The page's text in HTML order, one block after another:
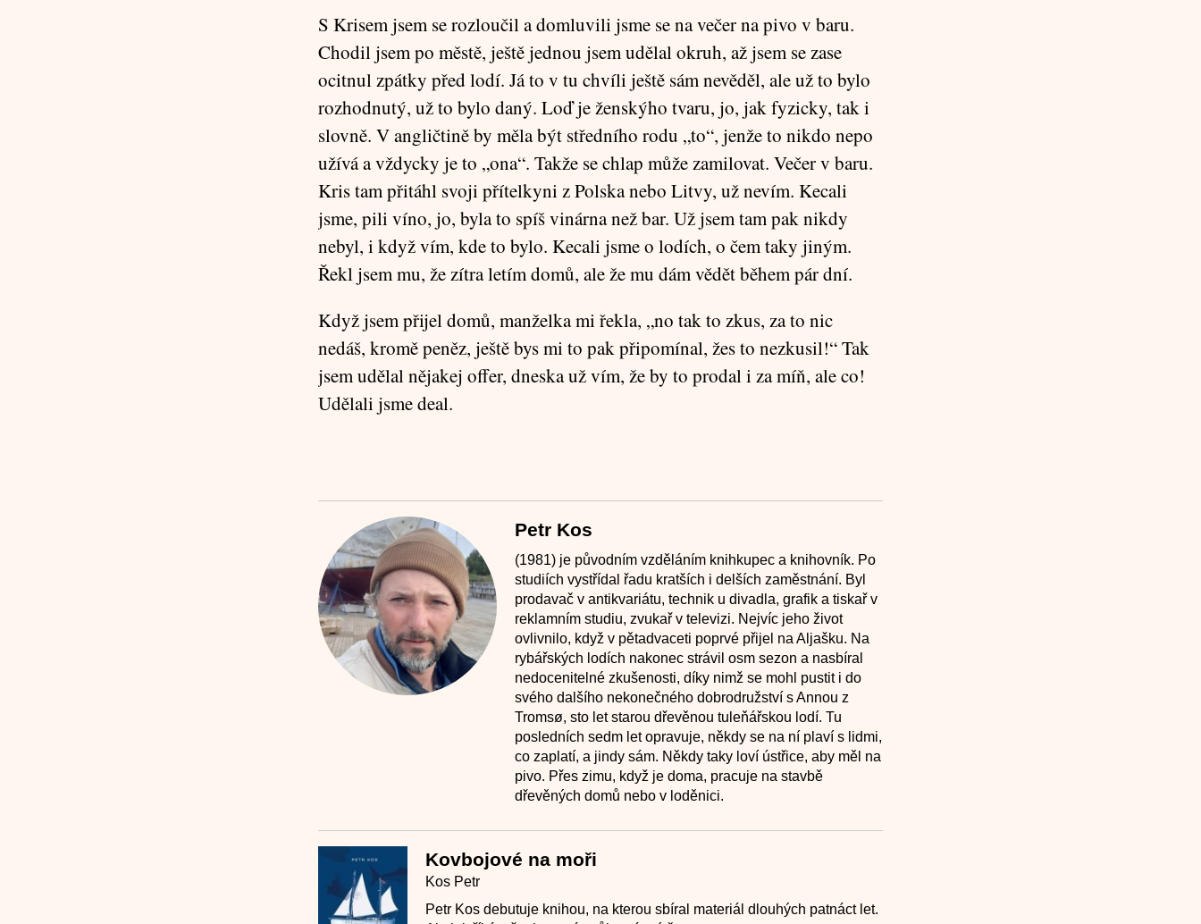
S Krisem jsem se rozloučil a domluvili jsme se na večer na pivo v baru.
Chodil jsem po městě, ještě jednou jsem udělal okruh, až jsem se zase
ocitnul zpátky před lodí. Já to v tu chvíli ještě sám nevěděl, ale už to bylo
rozhodnutý, už to bylo daný. Loď je ženskýho tvaru, jo, jak fyzicky, tak i
slovně. V angličtině by měla být středního rodu „to“, jenže to nikdo nepo
užívá a vždycky je to „ona“. Takže se chlap může zamilovat. Večer v baru.
Kris tam přitáhl svoji přítelkyni z Polska nebo Litvy, už nevím. Kecali
jsme, pili víno, jo, byla to spíš vinárna než bar. Už jsem tam pak nikdy
nebyl, i když vím, kde to bylo. Kecali jsme o lodích, o čem taky jiným.
Řekl jsem mu, že zítra letím domů, ale že mu dám vědět během pár dní.
Když jsem přijel domů, manželka mi řekla, „no tak to zkus, za to nic
nedáš, kromě peněz, ještě bys mi to pak připomínal, žes to nezkusil!“ Tak
jsem udělal nějakej offer, dneska už vím, že by to prodal i za míň, ale co!
Udělali jsme deal.
Petr Kos
(1981) je původním vzděláním knihkupec a knihovník. Po
studiích vystřídal řadu kratších i delších zaměstnání. Byl
prodavač v antikvariátu, technik u divadla, grafik a tiskař v
reklamním studiu, zvukař v televizi. Nejvíc jeho život
ovlivnilo, když v pětadvaceti poprvé přijel na Aljašku. Na
rybářských lodích nakonec strávil osm sezon a nasbíral
nedocenitelné zkušenosti, díky nimž se mohl pustit i do
svého dalšího nekonečného dobrodružství s Annou z
Tromsø, sto let starou dřevěnou tuleňářskou lodí. Tu
posledních sedm let opravuje, někdy se na ní plaví s lidmi,
co zaplatí, a jindy sám. Někdy taky loví ústřice, aby měl na
pivo. Přes zimu, když je doma, pracuje na stavbě
dřevěných domů nebo v loděnici.
Kovbojové na moři
Kos Petr
Petr Kos debutuje knihou, na kterou sbíral materiál dlouhých patnáct let.